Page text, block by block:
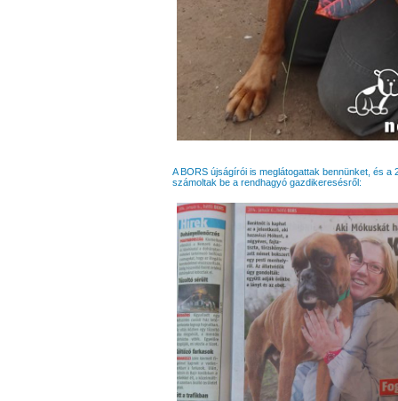
A BORS újságírói is meglátogattak bennünket, és
számoltak be a rendhagyó gazdikeresésről: